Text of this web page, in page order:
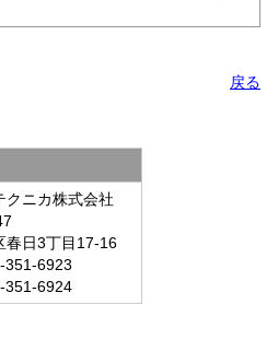
戻る
クニカ株式会社
春日3丁目17-16
351-6923
351-6924